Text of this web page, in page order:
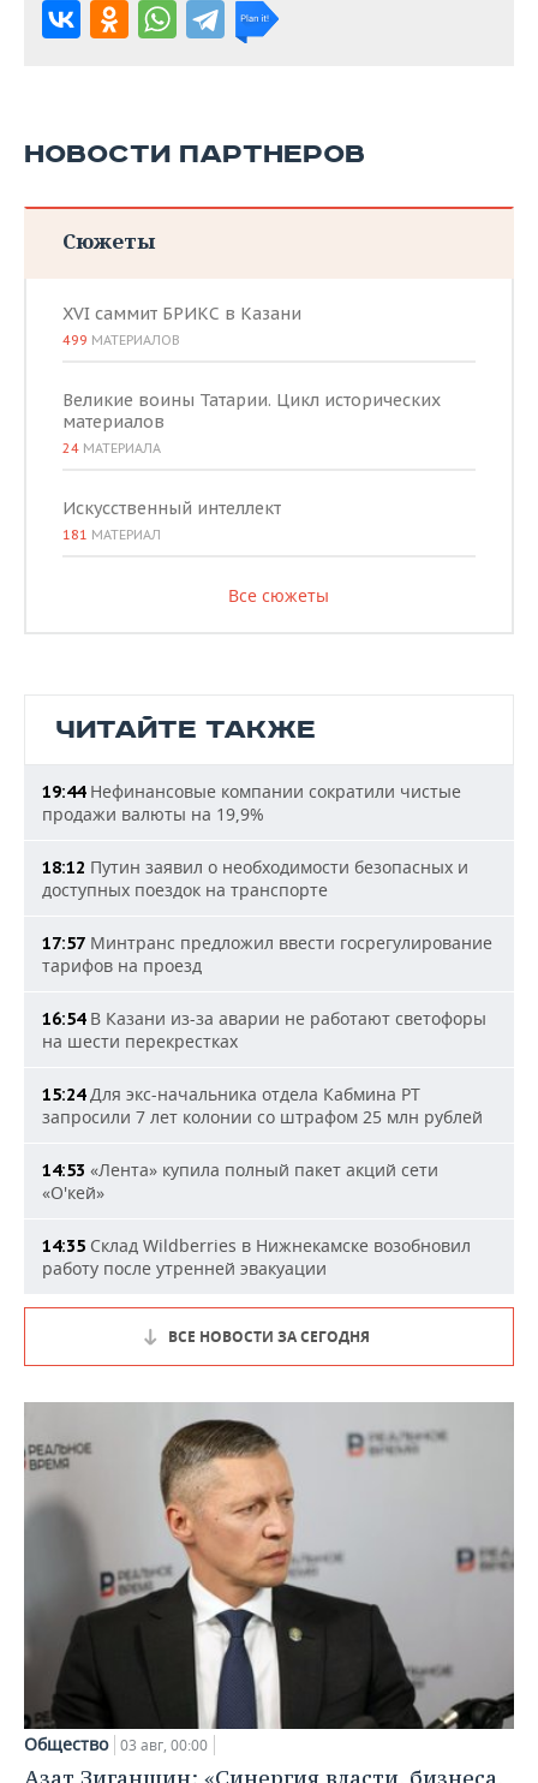
НОВОСТИ ПАРТНЕРОВ
Сюжеты
XVI саммит БРИКС в Казани
499 МАТЕРИАЛОВ
Великие воины Татарии. Цикл исторических
материалов
24 МАТЕРИАЛА
Искусственный интеллект
181 МАТЕРИАЛ
Все сюжеты
ЧИТАЙТЕ ТАКЖЕ
19:44Нефинансовые компании сократили чистые
продажи валюты на 19,9%
18:12 Путин заявил о необходимости безопасных и
доступных поездок на транспорте
17:57 Минтранс предложил ввести госрегулирование
тарифов на проезд
16:54В Казани из-за аварии не работают светофоры
на шести перекрестках
15:24Для экс-начальника отдела Кабмина РТ
запросили 7 лет колонии со штрафом 25 млн рублей
14:53 «Лента» купила полный пакет акций сети
«О'кей»
14:35 Склад Wildberries в Нижнекамске возобновил
работу после утренней эвакуации
ВСЕ НОВОСТИ ЗА СЕГОДНЯ
Общество 03 авг, 00:00
Азат Зиганшин: «Синергия власти, бизнеса,